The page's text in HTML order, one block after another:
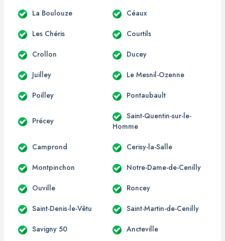
La Boulouze Céaux
Les Chéris Courtils
Crollon Ducey
Juilley Le Mesnil-Ozenne
Poilley Pontaubault
Précey
Saint-Quentin-sur-le-
Homme
Camprond Cerisy-la-Salle
Montpinchon Notre-Dame-de-Cenilly
Ouville Roncey
Saint-Denis-le-Vêtu Saint-Martin-de-Cenilly
Savigny 50 Ancteville